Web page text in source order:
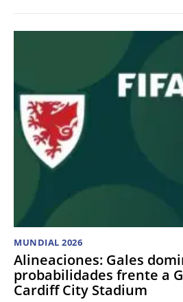
MUNDIAL 2026
Alineaciones: Gales
probabilidades frente a
Cardiff City Stadium